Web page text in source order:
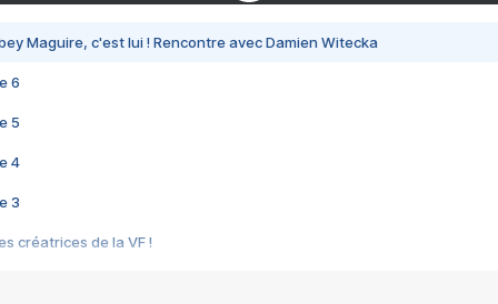
Maguire, c'est lui ! Rencontre avec Damien Witecka
6
5
4
3
créatrices de la VF !